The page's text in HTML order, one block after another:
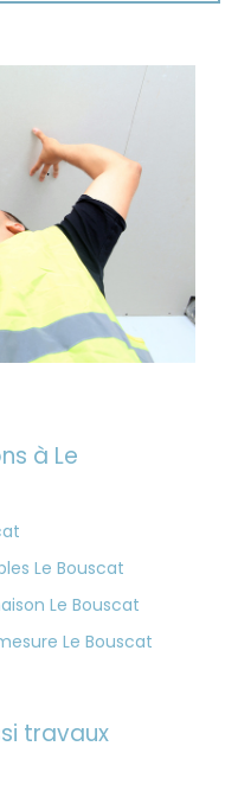
à Le
Le Bouscat
Le Bouscat
Le Bouscat
travaux